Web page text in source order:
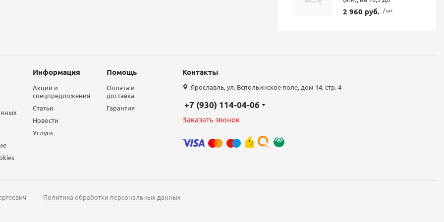
2 960 руб. / шт.
Информация
Акции и
спецпредложения
Статьи
Новости
Услуги
Помощь
Оплата и
доставка
Гарантия
Контакты
Ярославль, ул. Вспольинское поле, дом 14, стр. 4
+7 (930) 114-04-06
Заказать звонок
Политика обработки персональных данных